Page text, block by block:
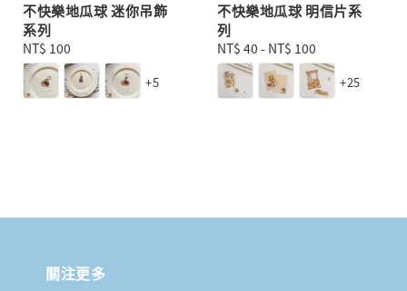
不快樂地瓜球 迷你吊飾
系列
Regular
price
NT$ 100
+5
不快樂地瓜球 明信片系
列
Regular
price
NT$ 40 - NT$ 100
+25
關注更多